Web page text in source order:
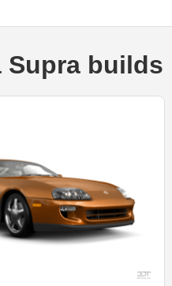
Supra builds